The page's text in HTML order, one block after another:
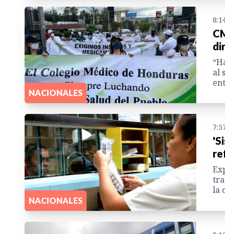
NACIONALES
al
NACIONALES
la